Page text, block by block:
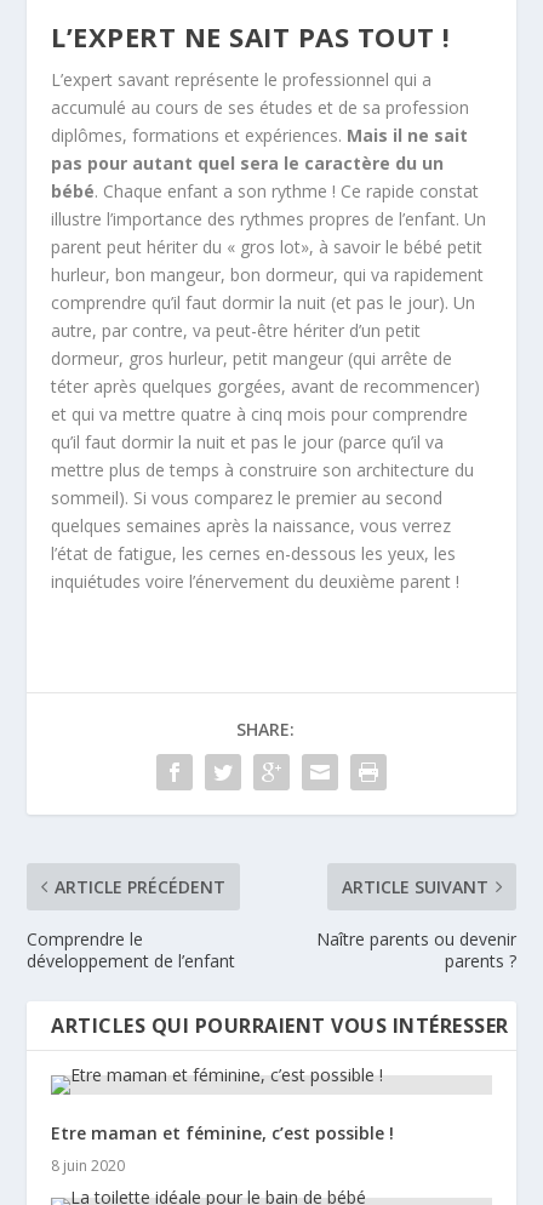
L’EXPERT NE SAIT PAS TOUT !
L’expert savant représente le professionnel qui a
accumulé au cours de ses études et de sa profession
diplômes, formations et expériences. Mais il ne sait
pas pour autant quel sera le caractère du un
bébé. Chaque enfant a son rythme ! Ce rapide constat
illustre l’importance des rythmes propres de l’enfant. Un
parent peut hériter du « gros lot», à savoir le bébé petit
hurleur, bon mangeur, bon dormeur, qui va rapidement
comprendre qu’il faut dormir la nuit (et pas le jour). Un
autre, par contre, va peut-être hériter d’un petit
dormeur, gros hurleur, petit mangeur (qui arrête de
téter après quelques gorgées, avant de recommencer)
et qui va mettre quatre à cinq mois pour comprendre
qu’il faut dormir la nuit et pas le jour (parce qu’il va
mettre plus de temps à construire son architecture du
sommeil). Si vous comparez le premier au second
quelques semaines après la naissance, vous verrez
l’état de fatigue, les cernes en-dessous les yeux, les
inquiétudes voire l’énervement du deuxième parent !
SHARE:
ARTICLE PRÉCÉDENT
Comprendre le
développement de l’enfant
ARTICLE SUIVANT
Naître parents ou devenir
parents ?
ARTICLES QUI POURRAIENT VOUS INTÉRESSER
Etre maman et féminine, c’est possible !
8 juin 2020